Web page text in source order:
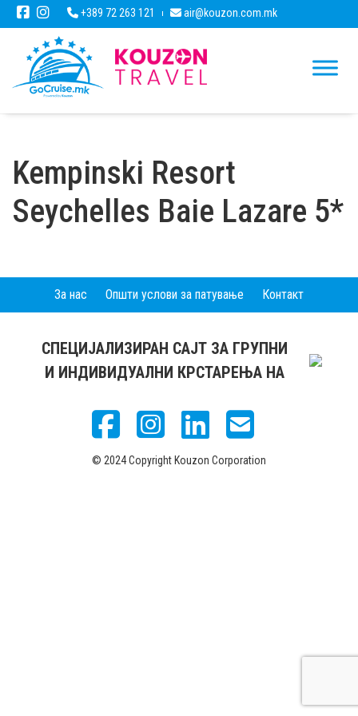
+389 72 263 121 air@kouzon.com.mk
Kempinski Resort
Seychelles Baie Lazare 5*
За нас Општи услови за патување Контакт
СПЕЦИЈАЛИЗИРАН САЈТ ЗА ГРУПНИ
И ИНДИВИДУАЛНИ КРСТАРЕЊА НА
© 2024 Copyright Kouzon Corporation